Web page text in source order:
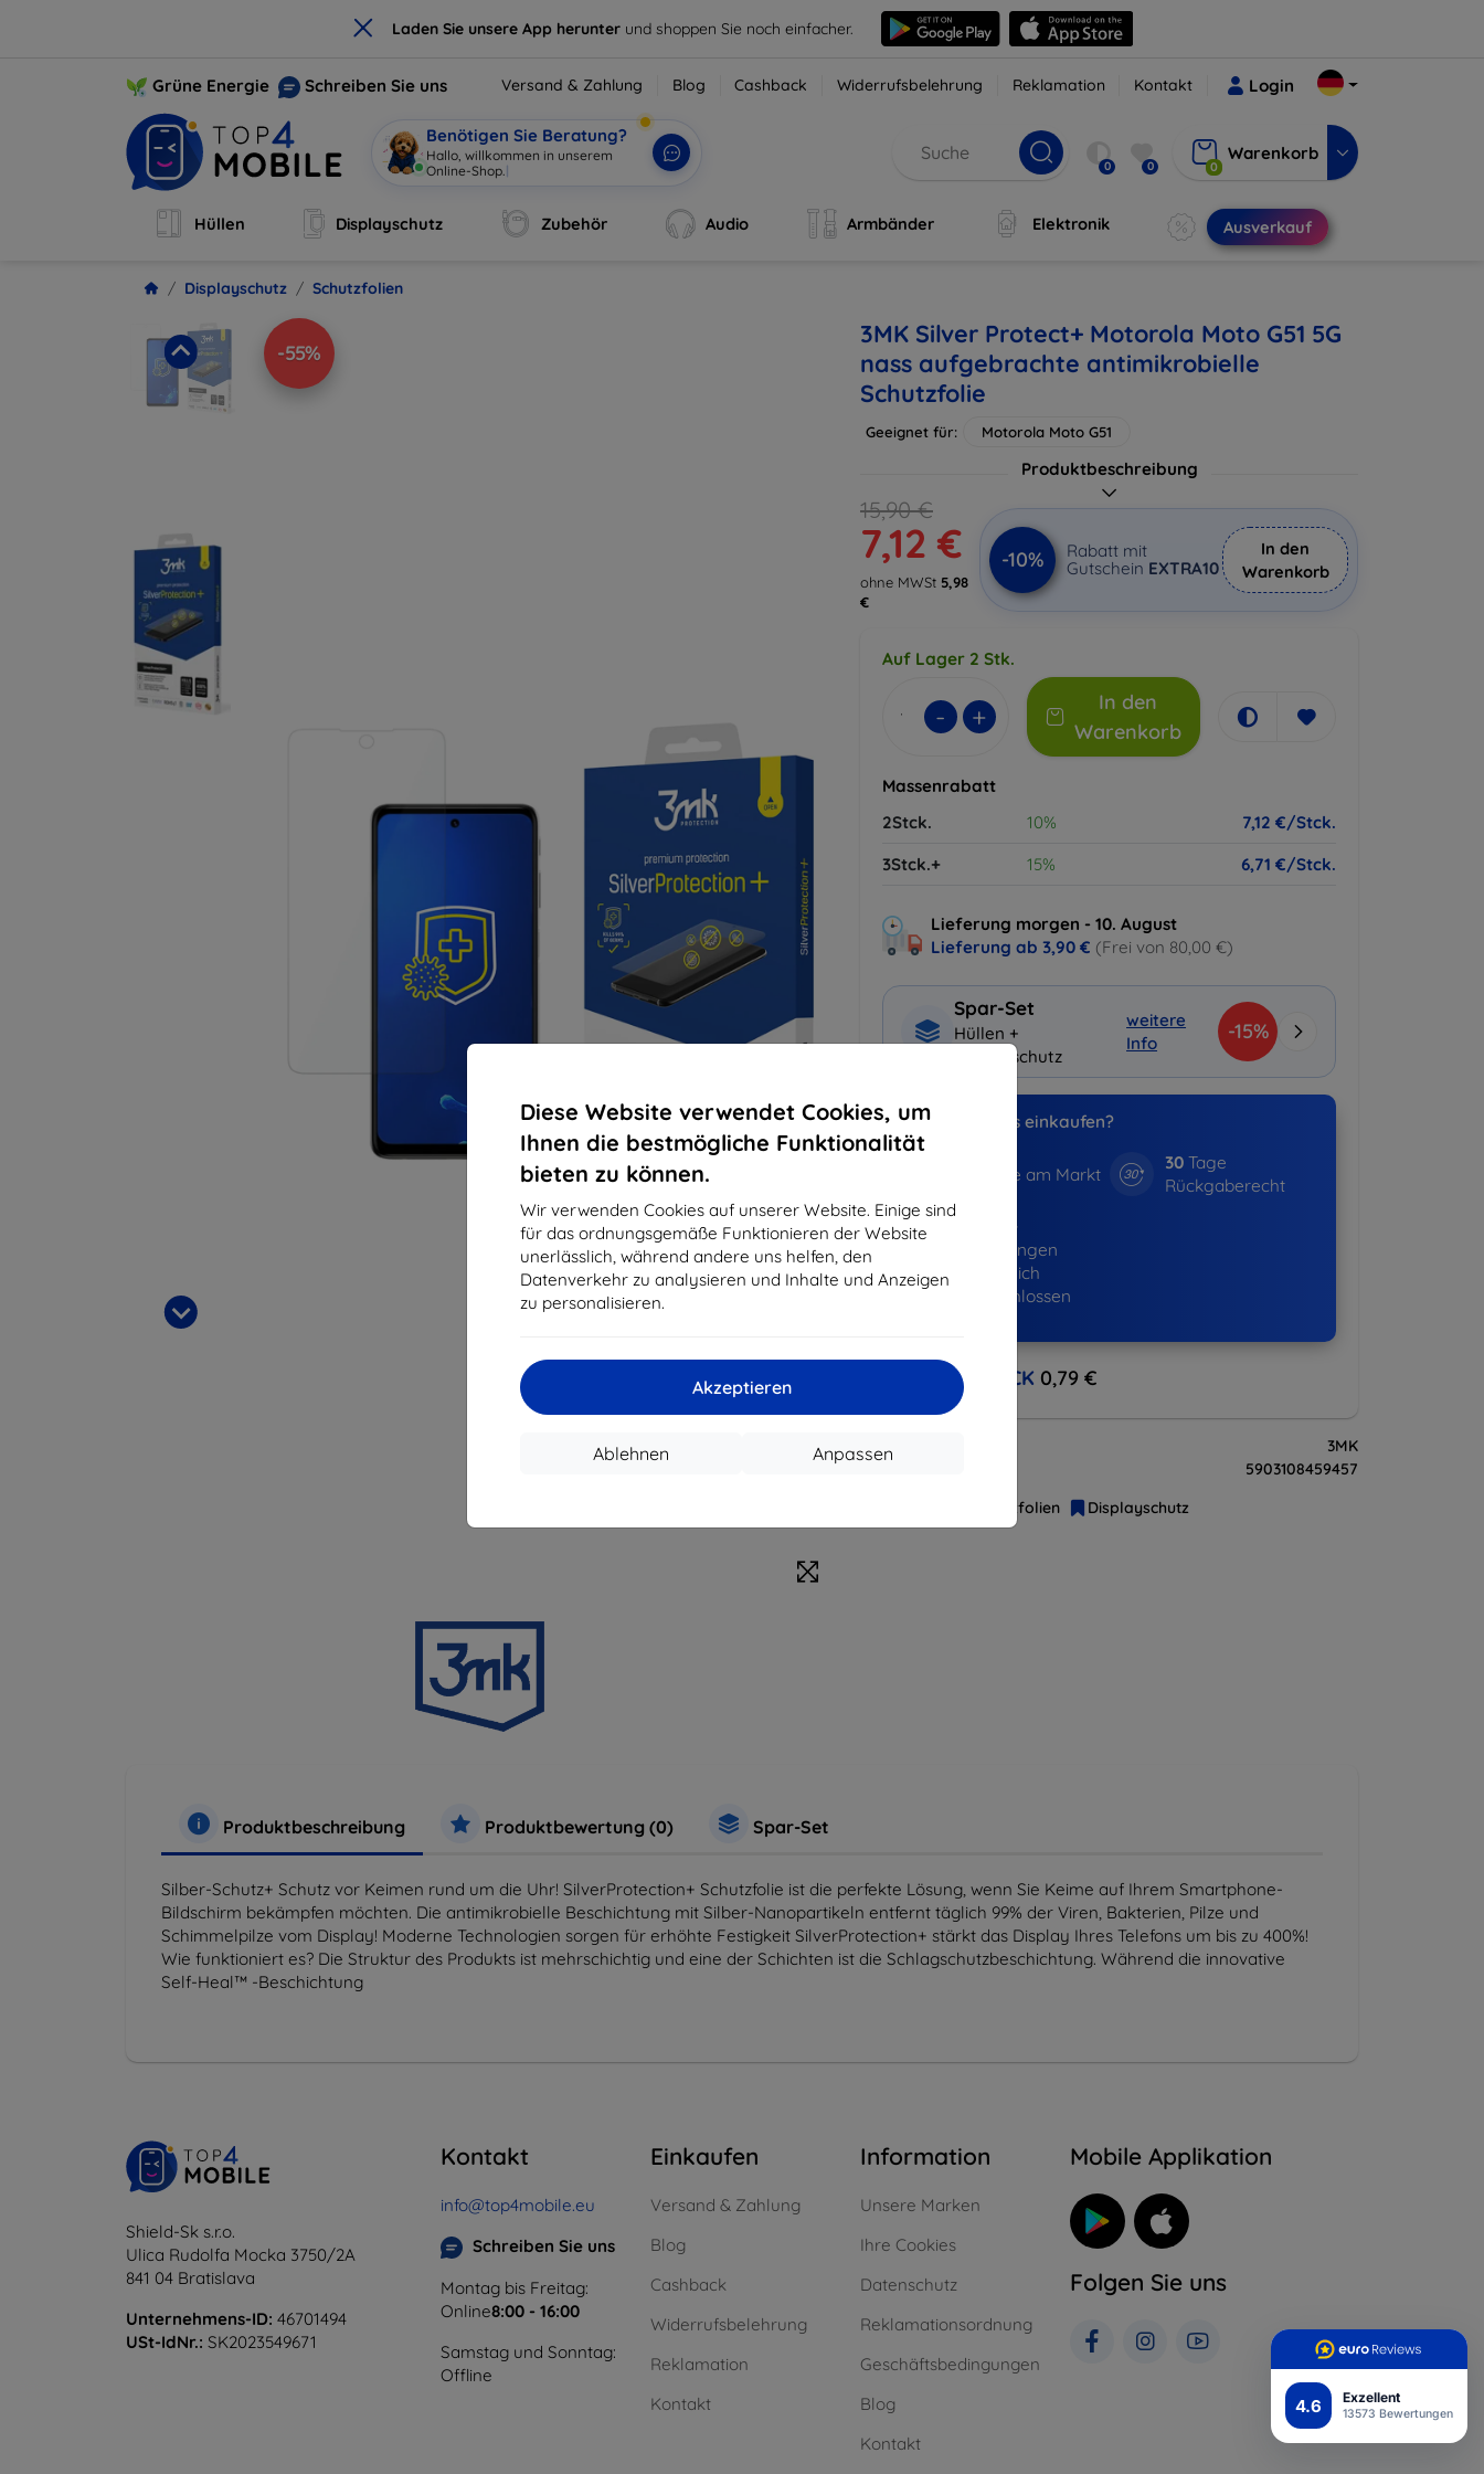
× Laden Sie unsere App herunter und shoppen Sie noch einfacher.
4.6 Exzellent
13573 Bewertungen
Diese Website verwendet Cookies, um
Ihnen die bestmögliche Funktionalität
bieten zu können.
Wir verwenden Cookies auf unserer Website. Einige sind
für das ordnungsgemäße Funktionieren der Website
unerlässlich, während andere uns helfen, den
Datenverkehr zu analysieren und Inhalte und Anzeigen
zu personalisieren.
Akzeptieren
Anpassen
Ablehnen
Grüne Energie Schreiben Sie uns Versand & Zahlung Blog Cashback Widerrufsbelehrung Reklamation Kontakt Login
Benötigen Sie Beratung?
Hallo, willkommen in unserem
Online-Shop. | 0 0 0
Warenkorb
Hüllen Displayschutz Zubehör Audio Armbänder Elektronik Ausverkauf
Displayschutz Schutzfolien
-55%
3MK Silver Protect+ Motorola Moto G51 5G
nass aufgebrachte antimikrobielle
Schutzfolie
Geeignet für: Motorola Moto G51
Produktbeschreibung
15,90 €
7,12 €
ohne MWSt 5,98
€
-10%
Rabatt mit
Gutschein EXTRA10
In den
Warenkorb
Auf Lager 2 Stk.
- +
In den
Warenkorb
Massenrabatt
2Stck.
10%
7,12 €/Stck.
3Stck.+
15% 6,71 €/Stck.
Lieferung morgen - 10. August
Lieferung ab 3,90 € (Frei von 80,00 €)
Spar-Set
Hüllen +
Displayschutz
weitere
Info
-15%
Warum bei uns einkaufen?
Jahre am Markt
30Tage
Rückgaberecht
819365+
Bestellungen
erfolgreich
abgeschlossen
CASHBACK 0,79 €
Hersteller
3MK
5903108459457
Schutzfolien Displayschutz
Produktbeschreibung Produktbewertung (0) Spar-Set
Silber-Schutz+ Schutz vor Keimen rund um die Uhr! SilverProtection+ Schutzfolie ist die perfekte Lösung, wenn Sie Keime auf Ihrem Smartphone-
Bildschirm bekämpfen möchten. Die antimikrobielle Beschichtung mit Silber-Nanopartikeln entfernt täglich 99% der Viren, Bakterien, Pilze und
Schimmelpilze vom Display! Moderne Technologien sorgen für erhöhte Festigkeit SilverProtection+ stärkt das Display Ihres Telefons um bis zu 400%!
Wie funktioniert es? Die Struktur des Produkts ist mehrschichtig und eine der Schichten ist die Schlagschutzbeschichtung. Während die innovative
Self-Heal™ -Beschichtung
Shield-Sk s.r.o.
Ulica Rudolfa Mocka 3750/2A
841 04 Bratislava
Unternehmens-ID: 46701494
USt-IdNr.: SK2023549671
Kontakt
info@top4mobile.eu
Schreiben Sie uns
Montag bis Freitag:
Online8:00 - 16:00
Samstag und Sonntag:
Offline
Einkaufen
Versand & Zahlung
Blog
Cashback
Widerrufsbelehrung
Reklamation
Kontakt
Information
Unsere Marken
Ihre Cookies
Datenschutz
Reklamationsordnung
Geschäftsbedingungen
Blog
Kontakt
Mobile Applikation
Folgen Sie uns